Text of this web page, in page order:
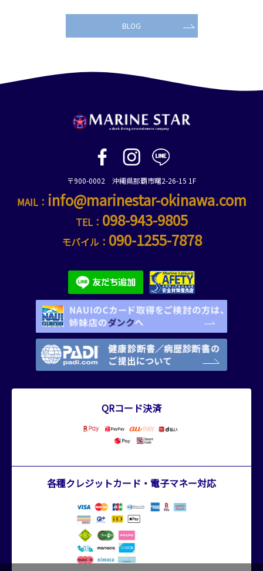
BLOG
〒900-0002 沖縄県那覇市曙2-26-15 1F
MAIL： info@marinestar-okinawa.com
TEL： 098-943-9805
モバイル： 090-1255-7878
QRコード決済
各種クレジットカード・電子マネー対応